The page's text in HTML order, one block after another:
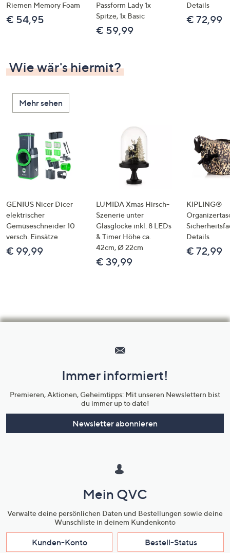
diese
anzuzeigen.
Riemen Memory Foam
€ 54,95
Passform Lady 1x
Spitze, 1x Basic
€ 59,99
Details
€ 72,99
Wie wär's hiermit?
Mehr sehen
GENIUS Nicer Dicer
elektrischer
Gemüseschneider 10
versch. Einsätze
€ 99,99
LUMIDA Xmas Hirsch-
Szenerie unter
Glasglocke inkl. 8 LEDs
& Timer Höhe ca.
42cm, Ø 22cm
€ 39,99
KIPLING®
Details
€ 72,99
Unternehmensinformationen
Immer informiert!
Premieren, Aktionen, Geheimtipps: Mit unseren Newslettern bist
du immer up to date!
Newsletter abonnieren
Mein QVC
Verwalte deine persönlichen Daten und Bestellungen sowie deine
Wunschliste in deinem Kundenkonto
Kunden-Konto Bestell-Status